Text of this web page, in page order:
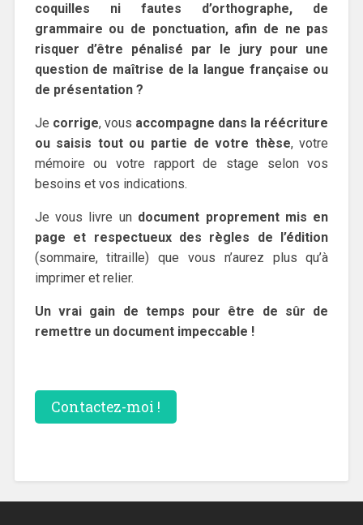
coquilles ni fautes d’orthographe, de
grammaire ou de ponctuation, afin de ne pas
risquer d’être pénalisé par le jury pour une
question de maîtrise de la langue française ou
de présentation ?
Je corrige, vous accompagne dans la réécriture
ou saisis tout ou partie de votre thèse, votre
mémoire ou votre rapport de stage selon vos
besoins et vos indications.
Je vous livre un document proprement mis en
page et respectueux des règles de l’édition
(sommaire, titraille) que vous n’aurez plus qu’à
imprimer et relier.
Un vrai gain de temps pour être de sûr de
remettre un document impeccable !
Contactez-moi !